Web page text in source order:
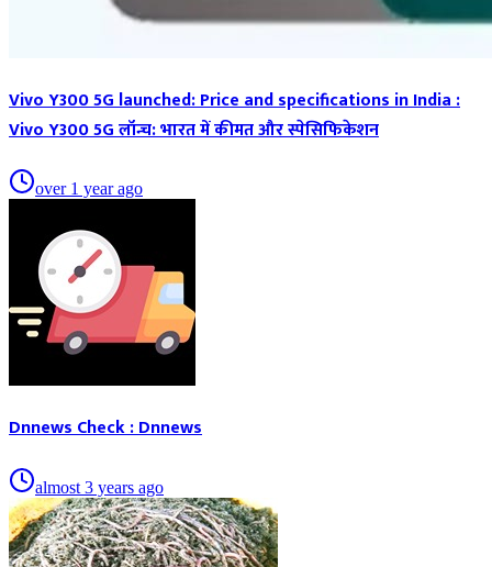
Vivo Y300 5G launched: Price and specifications in India :
Vivo Y300 5G लॉन्च: भारत में कीमत और स्पेसिफिकेशन
over 1 year ago
Dnnews Check : Dnnews
almost 3 years ago